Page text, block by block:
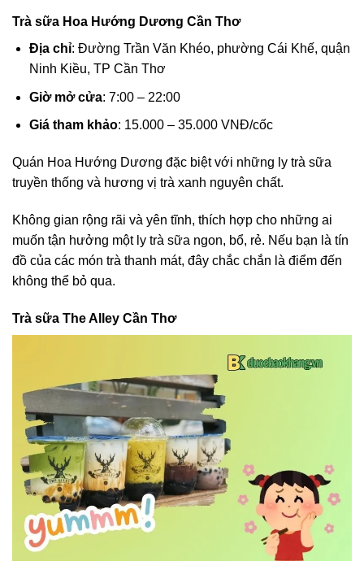
Trà sữa Hoa Hướng Dương Cần Thơ
Địa chỉ: Đường Trần Văn Khéo, phường Cái Khế, quận
Ninh Kiều, TP Cần Thơ
Giờ mở cửa: 7:00 – 22:00
Giá tham khảo: 15.000 – 35.000 VNĐ/cốc
Quán Hoa Hướng Dương đặc biệt với những ly trà sữa
truyền thống và hương vị trà xanh nguyên chất.
Không gian rộng rãi và yên tĩnh, thích hợp cho những ai
muốn tận hưởng một ly trà sữa ngon, bổ, rẻ. Nếu bạn là tín
đồ của các món trà thanh mát, đây chắc chắn là điểm đến
không thể bỏ qua.
Trà sữa The Alley Cần Thơ